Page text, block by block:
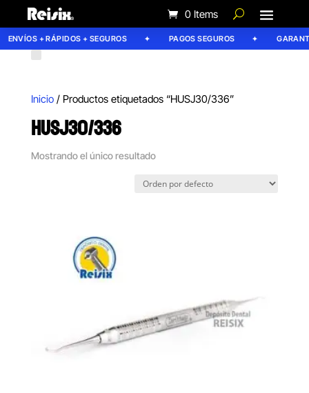
0 Items
ENVÍOS + RÁPIDOS + SEGUROS PAGOS SEGUROS
Inicio/ Productos etiquetados “HUSJ30/336”
HUSJ30/336
Mostrando el único resultado